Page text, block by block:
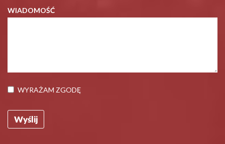
WIADOMOŚĆ
WYRAŻAM ZGODĘ